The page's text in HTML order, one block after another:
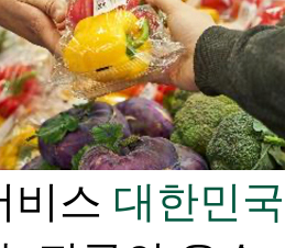
비스 대한민